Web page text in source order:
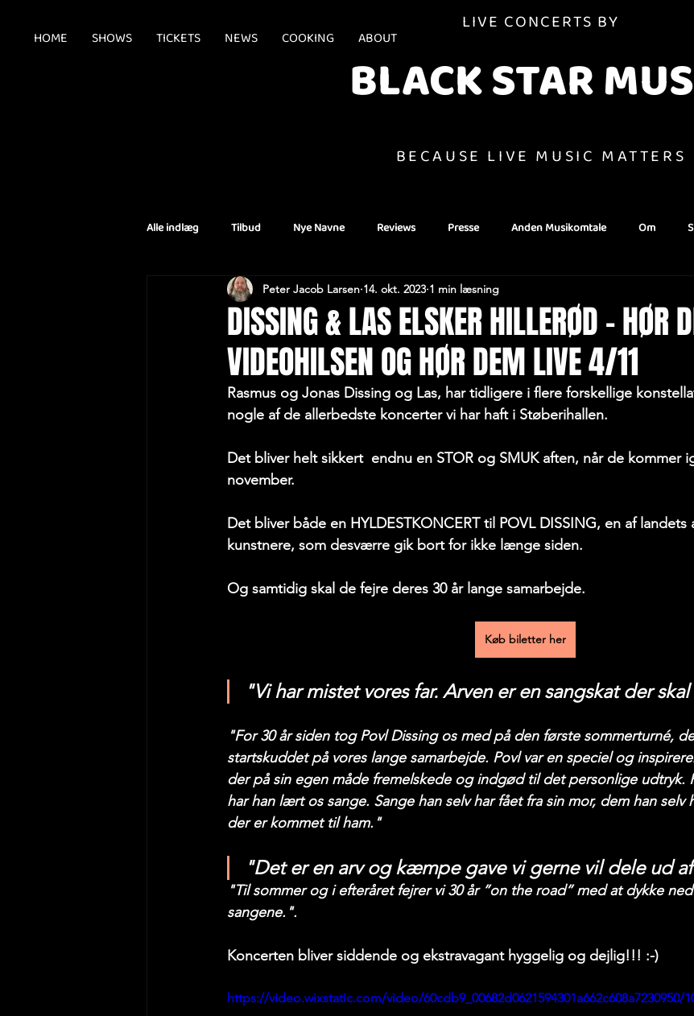
HOME SHOWS TICKETS NEWS COOKING ABOUT
LIVE CONCERTS BY
BLACK STAR
BECAUSE LIVE MUSIC MATTERS
Alle indlæg Tilbud Nye Navne Reviews Presse Anden Musikomtale Om
Aflysninger
DISSING & LAS ELSKER HILLERØD - HØR
VIDEOHILSEN OG HØR DEM LIVE 4/11
Peter Jacob Larsen 14. okt. 2023 1 min læsning
Rasmus og Jonas Dissing og Las, har tidligere i flere forskellige
nogle af de allerbedste koncerter vi har haft i Støberihallen.
Det bliver helt sikkert  endnu en STOR og SMUK aften, når de kommer
november.
Det bliver både en HYLDESTKONCERT til POVL DISSING, en af landets
kunstnere, som desværre gik bort for ikke længe siden.
Og samtidig skal de fejre deres 30 år lange samarbejde.
Køb biletter her
"Vi har mistet vores far. Arven er en sangskat der
"For 30 år siden tog Povl Dissing os med på den første sommerturné,
startskuddet på vores lange samarbejde. Povl var en speciel og
der på sin egen måde fremelskede og indgød til det personlige udtryk.
har han lært os sange. Sange han selv har fået fra sin mor, dem han selv
der er kommet til ham."
"Det er en arv og kæmpe gave vi gerne vil dele ud
"Til sommer og i efteråret fejrer vi 30 år ”on the road” med at dykke
sangene.".
Koncerten bliver siddende og ekstravagant hyggelig og dejlig!!! :-)
https://video.wixstatic.com/video/